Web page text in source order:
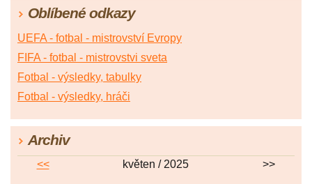
Oblíbené odkazy
UEFA - fotbal - mistrovství Evropy
FIFA - fotbal - mistrovstvi sveta
Fotbal - výsledky, tabulky
Fotbal - výsledky, hráči
Archiv
<< květen / 2025 >>